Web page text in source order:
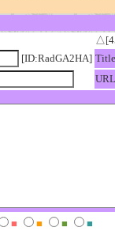
[ID:RadGA2HA] Title
URL
■ ■ ■
■